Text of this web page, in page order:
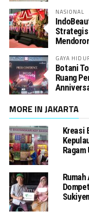
NASIONAL
GAYA
Botani
Ruang
MORE IN JAKARTA
Kreasi